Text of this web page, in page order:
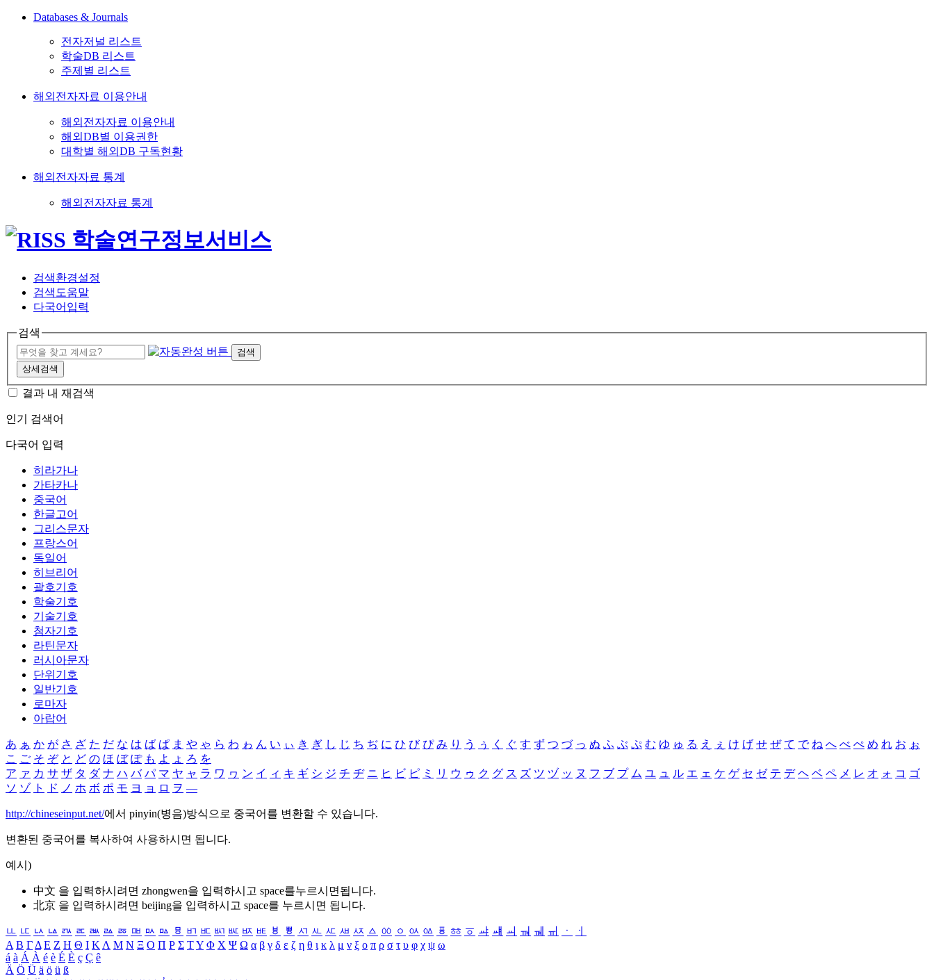
Databases & Journals
전자저널 리스트
학술DB 리스트
주제별 리스트
해외전자자료 이용안내
해외전자자료 이용안내
해외DB별 이용권한
대학별 해외DB 구독현황
해외전자자료 통계
해외전자자료 통계
검색환경설정
검색도움말
다국어입력
검색
검색
상세검색
결과 내 재검색
인기 검색어
다국어 입력
히라가나
가타카나
중국어
한글고어
그리스문자
프랑스어
독일어
히브리어
괄호기호
학술기호
기술기호
첨자기호
라틴문자
러시아문자
단위기호
일반기호
로마자
아랍어
あ ぁ か が さ ざ た だ な は ば ぱ ま や ゃ ら わ ゎ ん い ぃ き ぎ し じ ち ぢ に ひ び ぴ み り う ぅ く ぐ す ず つ づ っ ぬ ふ ぶ ぷ む ゆ ゅ る え ぇ け げ せ ぜ て で ね へ べ ぺ め れ お ぉ
こ ご そ ぞ と ど の ほ ぼ ぽ も よ ょ ろ を
ア ァ カ サ ザ タ ダ ナ ハ バ パ マ ヤ ャ ラ ワ ヮ ン イ ィ キ ギ シ ジ チ ヂ ニ ヒ ビ ピ ミ リ ウ ゥ ク グ ス ズ ツ ヅ ッ ヌ フ ブ プ ム ユ ュ ル エ ェ ケ ゲ セ ゼ テ デ ヘ ベ ペ メ レ オ ォ コ ゴ
ソ ゾ ト ド ノ ホ ボ ポ モ ヨ ョ ロ ヲ ―
http://chineseinput.net/에서 pinyin(병음)방식으로 중국어를 변환할 수 있습니다.
변환된 중국어를 복사하여 사용하시면 됩니다.
예시)
中文 을 입력하시려면 zhongwen을 입력하시고 space를누르시면됩니다.
北京 을 입력하시려면 beijing을 입력하시고 space를 누르시면 됩니다.
ㅥ ㅦ ㅧ ㅨ ㅩ ㅪ ㅫ ㅬ ㅭ ㅮ ㅯ ㅰ ㅱ ㅲ ㅳ ㅴ ㅵ ㅶ ㅷ ㅸ ㅹ ㅺ ㅻ ㅼ ㅽ ㅾ ㅿ ㆀ ㆁ ㆂ ㆃ ㆄ ㆅ ㆆ ㆇ ㆈ ㆉ ㆊ ㆋ ㆌ ㆍ
ㆎ
Α Β ΓΔ Ε Ζ Η Θ Ι ΚΛ Μ Ν Ξ Ο Π Ρ Σ ΤΥ Φ Χ Ψ Ω α β γ δ ε ζ η θ ι κ λ μ ν ξ ο π ρ σ τ υ φ χ ψ ω
á à Á À é è É È ç Ç ê
Ä Ö Ü ä ö ü ß